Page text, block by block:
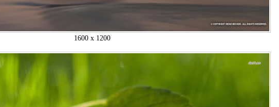
1600 x 1200